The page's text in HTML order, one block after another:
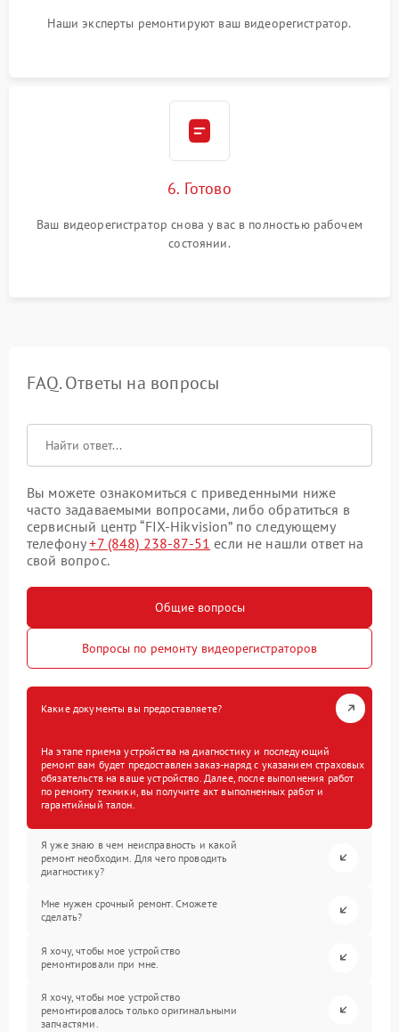
Наши эксперты ремонтируют ваш видеорегистратор.
6. Готово
Ваш видеорегистратор снова у вас в полностью рабочем
состоянии.
FAQ. Ответы на вопросы
Вы можете ознакомиться с приведенными ниже
часто задаваемыми вопросами, либо обратиться в
сервисный центр “FIX-Hikvision” по следующему
телефону+7 (848) 238-87-51 если не нашли ответ на
свой вопрос.
Общие вопросы
Вопросы по ремонту видеорегистраторов
Какие документы вы предоставляете?
На этапе приема устройства на диагностику и последующий
ремонт вам будет предоставлен заказ-наряд с указанием страховых
обязательств на ваше устройство. Далее, после выполнения работ
по ремонту техники, вы получите акт выполненных работ и
гарантийный талон.
Я уже знаю в чем неисправность и какой
ремонт необходим. Для чего проводить
диагностику?
Мне нужен срочный ремонт. Сможете
сделать?
Я хочу, чтобы мое устройство
ремонтировали при мне.
Я хочу, чтобы мое устройство
ремонтировалось только оригинальными
запчастями.